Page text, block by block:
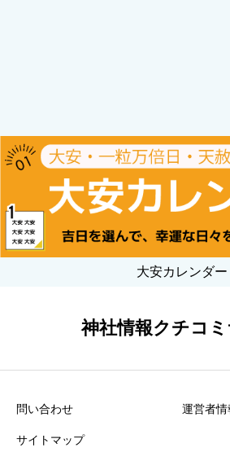
大安カレンダー
神社情報クチコミ
問い合わせ
サイトマップ
運営者情